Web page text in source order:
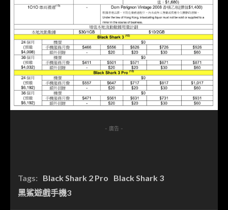
- 廣告 -
Tags: Black Shark 2 Pro
Black Shark 3
黑鯊遊戲手機3